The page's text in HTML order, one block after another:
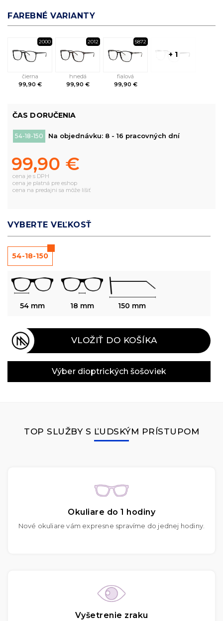
FAREBNÉ VARIANTY
2000
čierna
99,90 €
2012
hnedá
99,90 €
5872
fialová
99,90 €
+ 1
ČAS DORUČENIA
54-18-150 Na objednávku: 8 - 16 pracovných dní
99,90 €
cena je s DPH
cena je platná pre eshop
cena na predajni sa môže líšiť
VYBERTE VEĽKOSŤ
54-18-150
54 mm 18 mm 150 mm
VLOŽIŤ DO KOŠÍKA
Výber dioptrických šošoviek
TOP SLUŽBY S ĽUDSKÝM PRÍSTUPOM
Okuliare do 1 hodiny
Nové okuliare vám expresne spravíme do jednej hodiny.
Vyšetrenie zraku